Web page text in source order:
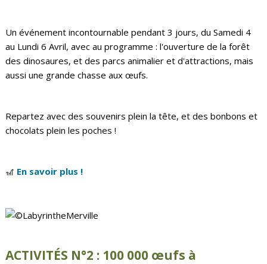
Un événement incontournable pendant 3 jours, du Samedi 4
au Lundi 6 Avril, avec au programme : l'ouverture de la forêt
des dinosaures, et des parcs animalier et d'attractions, mais
aussi une grande chasse aux œufs.
Repartez avec des souvenirs plein la tête, et des bonbons et
chocolats plein les poches !
🎢 En savoir plus !
ACTIVITÉS N°2 :100 000 œufs à